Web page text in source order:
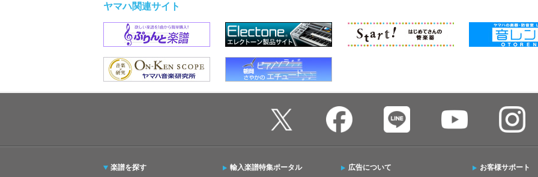
ヤマハ関連サイト
楽譜を探す 輸入楽譜特集ポータル 広告について お客様サポート